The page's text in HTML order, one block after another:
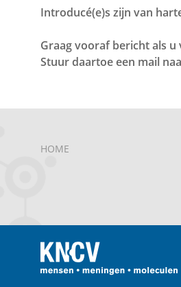
Introducé(e)s zijn van
Graag vooraf bericht als
Stuur daartoe een mail
HOME